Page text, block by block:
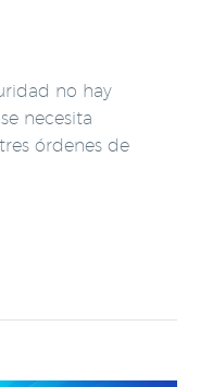
no hay
necesita
órdenes de